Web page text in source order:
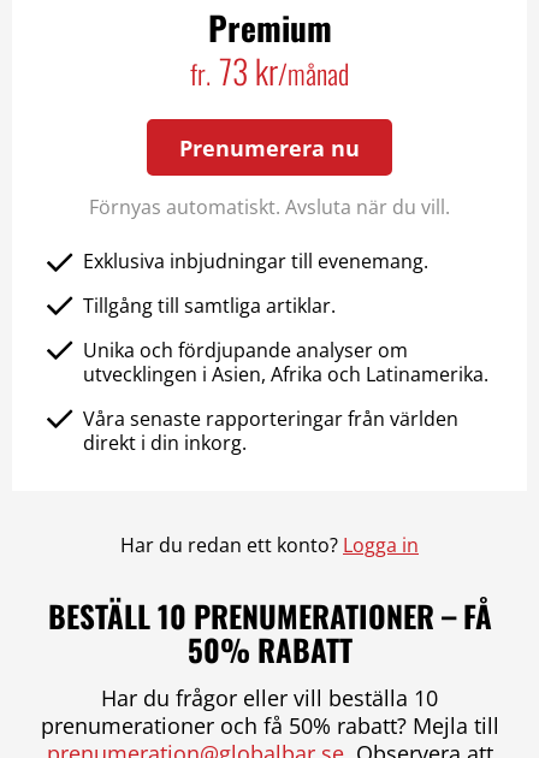
Premium
fr. 73 kr/månad
Prenumerera nu
Förnyas automatiskt. Avsluta när du vill.
Exklusiva inbjudningar till evenemang.
Tillgång till samtliga artiklar.
Unika och fördjupande analyser om
utvecklingen i Asien, Afrika och Latinamerika.
Våra senaste rapporteringar från världen
direkt i din inkorg.
Har du redan ett konto? Logga in
BESTÄLL 10 PRENUMERATIONER – FÅ
50% RABATT
Har du frågor eller vill beställa 10
prenumerationer och få 50% rabatt? Mejla till